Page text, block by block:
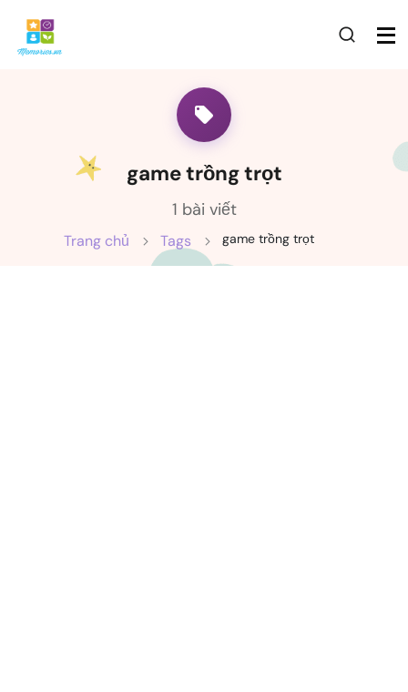
game trồng trọt
1 bài viết
Trang chủ Tags game trồng trọt